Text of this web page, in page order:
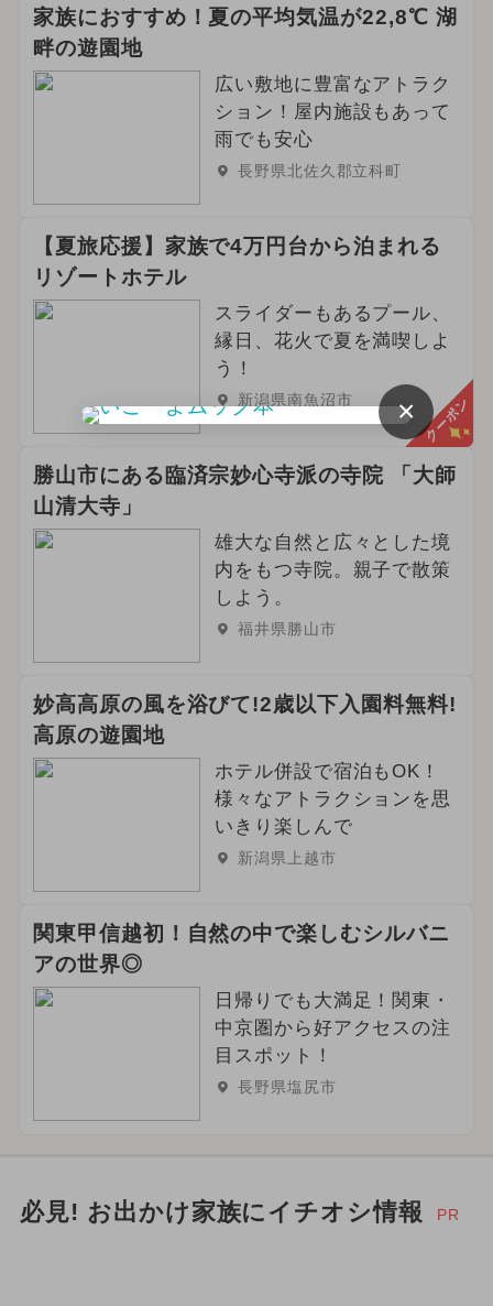
家族におすすめ！夏の平均気温が22,8℃ 湖
畔の遊園地
広い敷地に豊富なアトラク
ション！屋内施設もあって
雨でも安心
長野県北佐久郡立科町
【夏旅応援】家族で4万円台から泊まれる
リゾートホテル
スライダーもあるプール、
縁日、花火で夏を満喫しよ
う！
新潟県南魚沼市 クーポン
勝山市にある臨済宗妙心寺派の寺院 「大師
山清大寺」
雄大な自然と広々とした境
内をもつ寺院。親子で散策
しよう。
福井県勝山市
妙高高原の風を浴びて!2歳以下入園料無料!
高原の遊園地
ホテル併設で宿泊もOK！
様々なアトラクションを思
いきり楽しんで
新潟県上越市
関東甲信越初！自然の中で楽しむシルバニ
アの世界◎
日帰りでも大満足！関東・
中京圏から好アクセスの注
目スポット！
長野県塩尻市
必見! お出かけ家族にイチオシ情報 PR
×